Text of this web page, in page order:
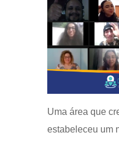
Uma área que
estabeleceu um